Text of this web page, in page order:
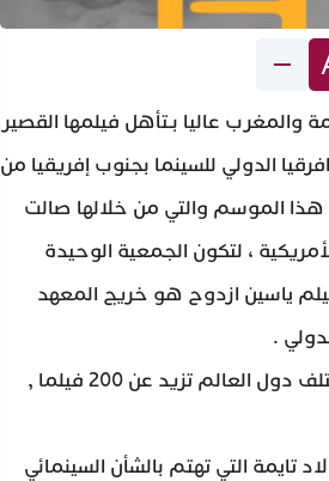
والمغرب عاليا بـتأهل فيلمها القصير
الدولي للسينما بجنوب إفريقيا من
هذا الموسم والتي من خلالها صالت
، لتكون الجمعية الوحيدة
ياسين ازدوح هو خريج المعهد
.
وبخصوص المهرجان الدولي للسينما بجنوب افريقيا يعرف منافسة من مختلف دول العالم تزيد عن 200 فيلما ,
تايمة التي تهتم بالشأن السينمائي